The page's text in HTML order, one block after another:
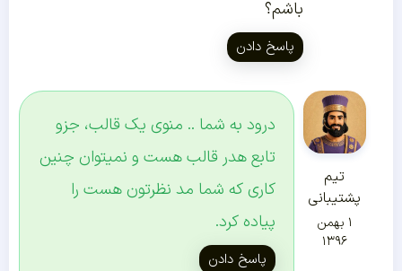
باشم؟
پاسخ دادن
تیم
پشتیبانی
۱ بهمن
۱۳۹۶
درود به شما .. منوی یک قالب، جزو
تابع هدر قالب هست و نمیتوان چنین
کاری که شما مد نظرتون هست را
پیاده کرد.
پاسخ دادن